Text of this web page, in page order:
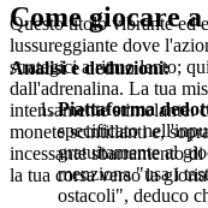
Questo titolo vibrante ed
lussureggiante dove
strategici a ritmo lento;
dall'adrenalina. La tua
intensamente stimolante:
monete scintillanti e,
incessante sbarramento
la tua corsa verso la
Come giocare
Analisi e deduzioni:
Piattaforma
specificato
gratuitamente al
menziona "usa i
ostacoli", deduco